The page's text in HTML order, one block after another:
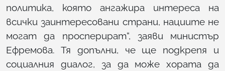
политика, която ангажира интереса на
всички заинтересовани страни, нациите не
могат да просперират“, заяви министър
Ефремова. Тя допълни, че ще подкрепя и
социалния диалог, за да може хората да